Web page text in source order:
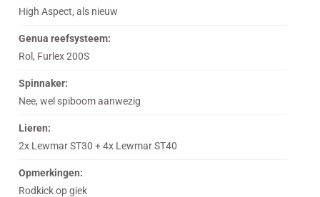
High Aspect, als nieuw
Genua reefsysteem:
Rol, Furlex 200S
Spinnaker:
Nee, wel spiboom aanwezig
Lieren:
2x Lewmar ST30 + 4x Lewmar ST40
Opmerkingen:
Rodkick op giek